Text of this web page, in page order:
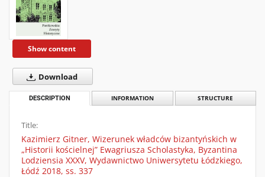
Show content
Download
DESCRIPTION INFORMATION STRUCTURE
Title:
Kazimierz Gitner, Wizerunek władców bizantyńskich w
„Historii kościelnej” Ewagriusza Scholastyka, Byzantina
Lodziensia XXXV, Wydawnictwo Uniwersytetu Łódzkiego,
Łódź 2018, ss. 337